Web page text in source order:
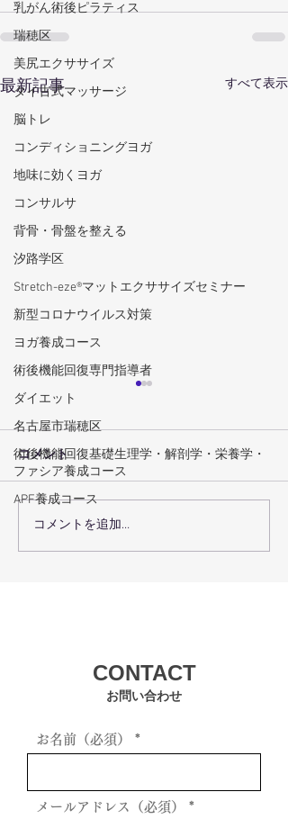
乳がん術後ピラティス
瑞穂区
美尻エクササイズ
タイ古式マッサージ
脳トレ
コンディショニングヨガ
地味に効くヨガ
コンサルサ
背骨・骨盤を整える
汐路学区
Stretch-eze®マットエクササイズセミナー
新型コロナウイルス対策
ヨガ養成コース
術後機能回復専門指導者
ダイエット
名古屋市瑞穂区
術後機能回復基礎生理学・解剖学・栄養学・
ファシア養成コース
APF養成コース
最新記事 すべて表示
７月２９日（木）のレッ
スン予定
コメント
コメントを追加…
お問い合わせ
CONTACT
お名前（必須）
メールアドレス（必須）